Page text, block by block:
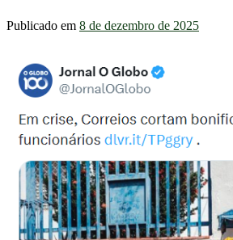
Publicado em 8 de dezembro de 2025